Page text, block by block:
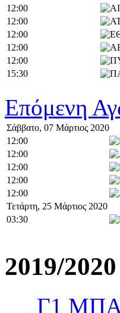
12:00
12:00
12:00
12:00
12:00
15:30
Επόμενη
Σάββατο, 07 Μάρτιος 2020
12:00
12:00
12:00
12:00
12:00
Τετάρτη, 25 Μάρτιος 2020
03:30
2019/
Γ1